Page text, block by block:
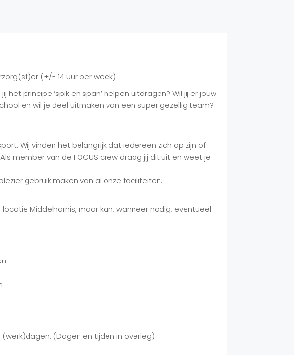
(+/- 14 uur per week)
principe ‘spik en span’ helpen uitdragen? Wil jij er jouw
en wil je deel uitmaken van een super gezellig team?
Wij vinden het belangrijk dat iedereen zich op zijn of
member van de FOCUS crew draag jij dit uit en weet je
gebruik maken van al onze faciliteiten.
Middelharnis, maar kan, wanneer nodig, eventueel
(Dagen en tijden in overleg)